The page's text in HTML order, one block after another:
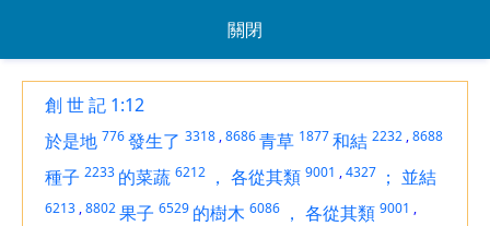
關閉
創 世 記 1:12
於是地 776發生了 3318 ,8686青草 1877和結 2232 ,8688
種子 2233 的菜蔬 6212 ， 各從其類 9001 ,4327 ； 並結
6213 ,8802果子 6529 的樹木 6086 ， 各從其類 9001 ,